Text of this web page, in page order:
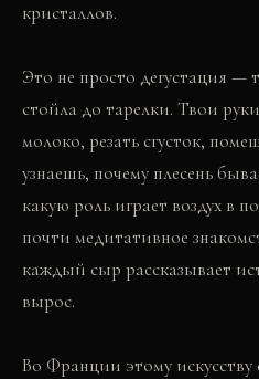
кристаллов.
Это не просто дегустация
стойла до тарелки. Твои
молоко, резать сгусток,
узнаешь, почему плесень
какую роль играет воздух в
почти медитативное
каждый сыр рассказывает
вырос.
Во Франции этому